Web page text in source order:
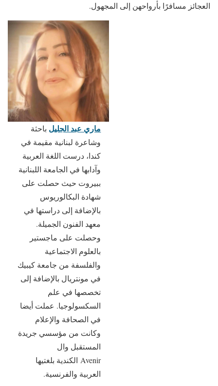
العجائز مسافرًا بأرواحهن إلى المجهول.
ماري عبد الجليل باحثة
وشاعرة لبنانية مقيمة في
كندا، درست اللغة العربية
وآدابها في الجامعة اللبنانية
ببيروت حيث حصلت على
شهادة البكالوريوس
بالإضافة إلى دراستها في
معهد الفنون الجميلة.
وحصلت على ماجستير
بالعلوم الاجتماعية
والفلسفة من جامعة كيبيك
في مونتريال بالإضافة إلى
تخصصها في علم
السكسولوجيا. عملت أيضا
في الصحافة والإعلام
وكانت من مؤسسي جريدة
المستقبل وال
Avenir الكندية بلغتيها
العربية والفرنسية.